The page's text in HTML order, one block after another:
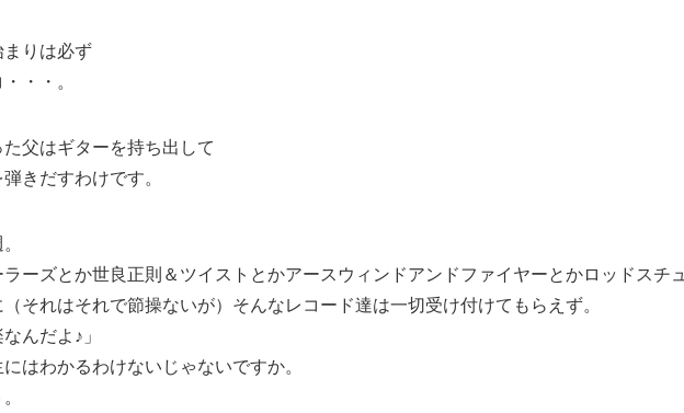
りは必ず
・・。
父はギターを持ち出して
きだすわけです。
ーズとか世良正則＆ツイストとかアースウィンドアンドファイヤーとかロッドスチュ
それはそれで節操ないが）そんなレコード達は一切受け付けてもらえず。
んだよ♪」
はわかるわけないじゃないですか。